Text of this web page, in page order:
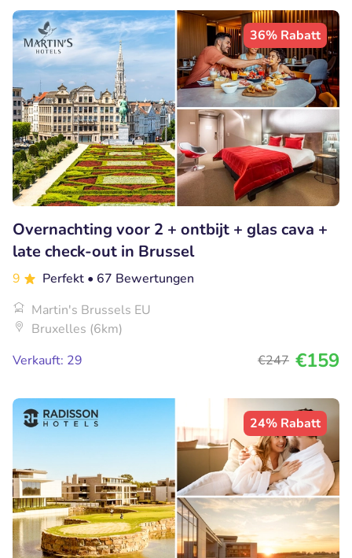
36% Rabatt
Overnachting voor 2 + ontbijt + glas cava +
late check-out in Brussel
9 Perfekt • 67 Bewertungen
Martin's Brussels EU
Bruxelles (6km)
Verkauft: 29
€247 €159
24% Rabatt